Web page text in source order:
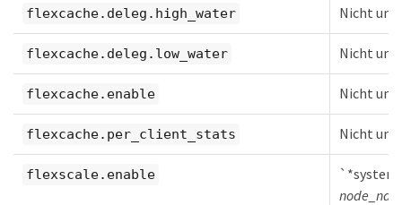
flexcache.deleg.high_water Nicht
flexcache.deleg.low_water Nicht
flexcache.enable Nicht
flexcache.per_client_stats Nicht
flexscale.enable
`*system